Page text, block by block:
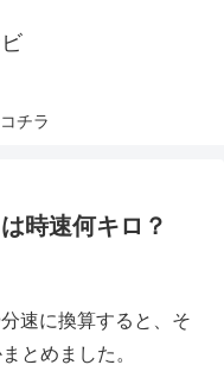
チラ
時速何キロ？
速に換算すると、そ
とめました。